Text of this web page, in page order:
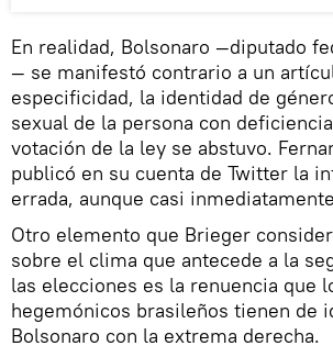
En realidad, Bolsonaro —diputado
— se manifestó contrario a un
especificidad, la identidad de
sexual de la persona con
votación de la ley se abstuvo.
publicó en su cuenta de Twitter la
errada, aunque casi
Otro elemento que Brieger
sobre el clima que antecede a la
las elecciones es la renuencia que
hegemónicos brasileños tienen de
Bolsonaro con la extrema derecha.